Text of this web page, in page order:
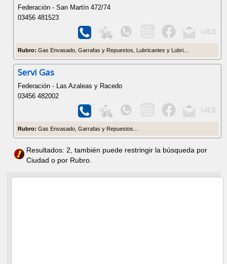
Federación - San Martín 472/74
03456 481523
Rubro: Gas Envasado, Garrafas y Repuestos, Lubricantes y Lubri...
Servi Gas
Federación - Las Azaleas y Racedo
03456 482002
Rubro: Gas Envasado, Garrafas y Repuestos...
Resultados: 2, también puede restringir la búsqueda por
Ciudad o por Rubro.